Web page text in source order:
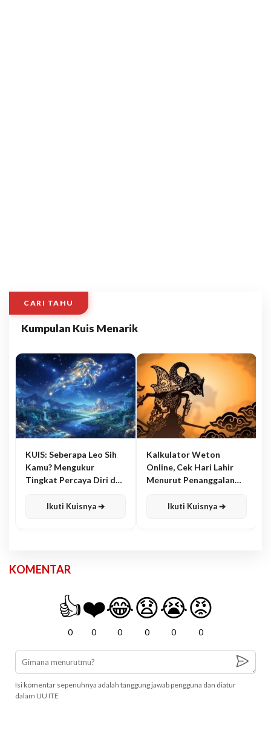
CARI TAHU
Kumpulan Kuis Menarik
KUIS: Seberapa Leo Sih
Kamu? Mengukur
Tingkat Percaya Diri dan
Ikuti Kuisnya ➔
Kalkulator Weton
Online, Cek Hari Lahir
Menurut Penanggalan
Ikuti Kuisnya ➔
KOMENTAR
👍
0
❤️
0
😂
0
😧
0
😭
0
😡
0
Isi komentar sepenuhnya adalah tanggung jawab pengguna dan diatur
dalam UU ITE